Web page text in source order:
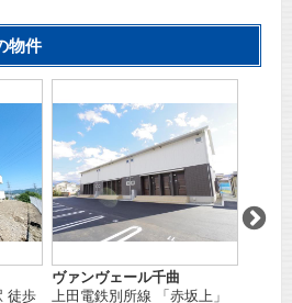
物件
徒歩
ヴァンヴェール千曲
上田電鉄別所線 「赤坂上 」